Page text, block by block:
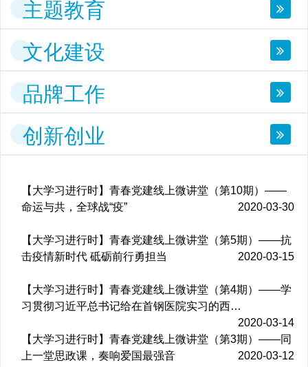
主题教育
文化建设
品牌工作
创新创业
【大学习进行时】青春党建线上微讲堂（第10期）——
命运与共，全球战“疫”
2020-03-30
【大学习进行时】青春党建线上微讲堂（第5期）——抗
击疫情新时代 砥砺前行勇担当
2020-03-15
【大学习进行时】青春党建线上微讲堂（第4期）——学
习贯彻习近平总书记给在首钢医院实习的西…
2020-03-14
【大学习进行时】青春党建线上微讲堂（第3期）——同
上一堂思政课，奏响爱国最强音
2020-03-12